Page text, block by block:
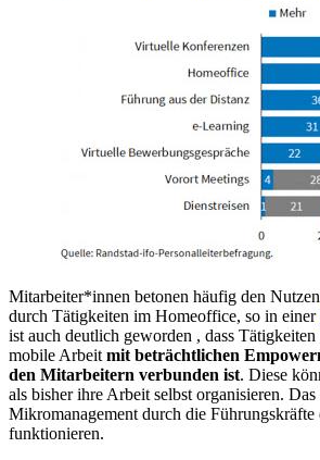
Mitarbeiter*innen betonen häufig den
durch Tätigkeiten im Homeoffice, so in einer
ist auch deutlich geworden , dass
mobile Arbeit mit beträchtlichen
den Mitarbeitern verbunden ist. Diese
als bisher ihre Arbeit selbst organisieren.
Mikromanagement durch die
funktionieren.